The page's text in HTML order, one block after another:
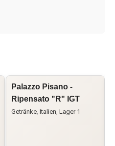
Palazzo Pisano -
Ripensato "R" IGT
Getränke Italien Lager 1